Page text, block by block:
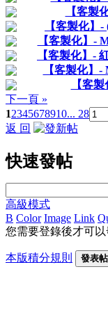
【客製
【客製化】
【客製化】-
【客製化】-
【客製化】
【客
下一頁 »
12345678910... 28
返 回
快速發帖
高級模式
B Color Image Link
您需要登錄後才可
本版積分規則 發表